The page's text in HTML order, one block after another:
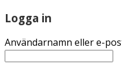
Logga in
Användarnamn eller e-